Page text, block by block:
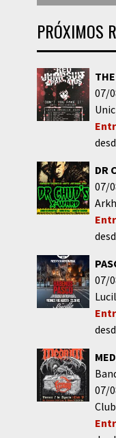
PRÓXIMOS
07/
DR
07/
07/
07/